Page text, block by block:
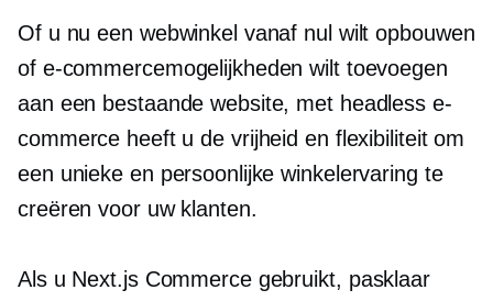
Of u nu een webwinkel vanaf nul wilt opbouwen
of e-commercemogelijkheden wilt toevoegen
aan een bestaande website, met headless e-
commerce heeft u de vrijheid en flexibiliteit om
een ​​unieke en persoonlijke winkelervaring te
creëren voor uw klanten.
Als u Next.js Commerce gebruikt, pasklaar